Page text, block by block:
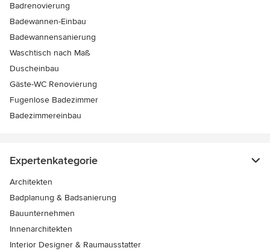
Badrenovierung
Badewannen-Einbau
Badewannensanierung
Waschtisch nach Maß
Duscheinbau
Gäste-WC Renovierung
Fugenlose Badezimmer
Badezimmereinbau
Expertenkategorie
Architekten
Badplanung & Badsanierung
Bauunternehmen
Innenarchitekten
Interior Designer & Raumausstatter